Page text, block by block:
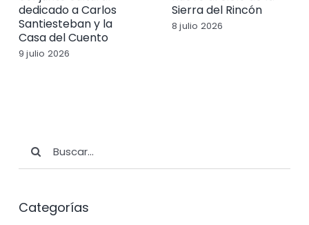
dedicado a Carlos
Santiesteban y la
Casa del Cuento
9 julio 2026
Sierra del Rincón
8 julio 2026
Categorías